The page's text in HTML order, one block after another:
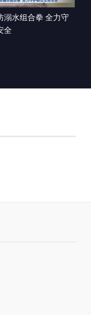
溺水组合拳 全力守
全